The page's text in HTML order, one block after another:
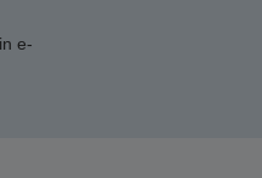
e-